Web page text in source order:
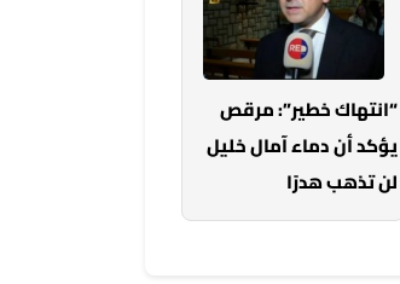
“انتهاك خطير”: مرقص
يؤكد أن دماء آمال خليل
لن تذهب هدرًا